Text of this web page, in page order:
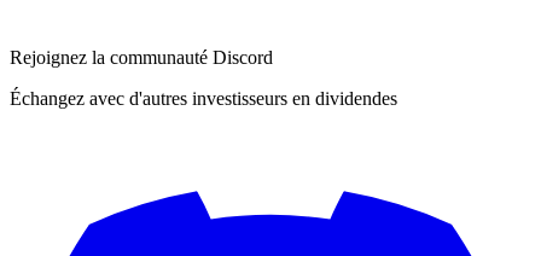
Rejoignez la communauté Discord
Échangez avec d'autres investisseurs en dividendes